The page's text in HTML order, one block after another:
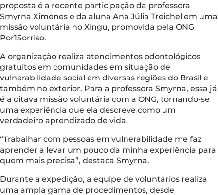
proposta é a recente participação da professora
Smyrna Ximenes e da aluna Ana Júlia Treichel em uma
missão voluntária no Xingu, promovida pela ONG
Por1Sorriso.
A organização realiza atendimentos odontológicos
gratuitos em comunidades em situação de
vulnerabilidade social em diversas regiões do Brasil e
também no exterior. Para a professora Smyrna, essa já
é a oitava missão voluntária com a ONG, tornando-se
uma experiência que ela descreve como um
verdadeiro aprendizado de vida.
“Trabalhar com pessoas em vulnerabilidade me faz
aprender a levar um pouco da minha experiência para
quem mais precisa”, destaca Smyrna.
Durante a expedição, a equipe de voluntários realiza
uma ampla gama de procedimentos, desde